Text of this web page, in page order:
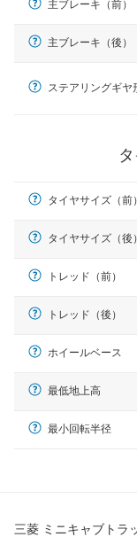
主ブレーキ（前）
主ブレーキ（後）
ステアリングギヤ
タイヤサイズ（前）
タイヤサイズ（後）
トレッド（前）
トレッド（後）
ホイールベース
最低地上高
最小回転半径
三菱 ミニキャブトラ